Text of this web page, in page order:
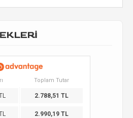
Toplam Tutar
2.788,51 TL
2.990,19 TL